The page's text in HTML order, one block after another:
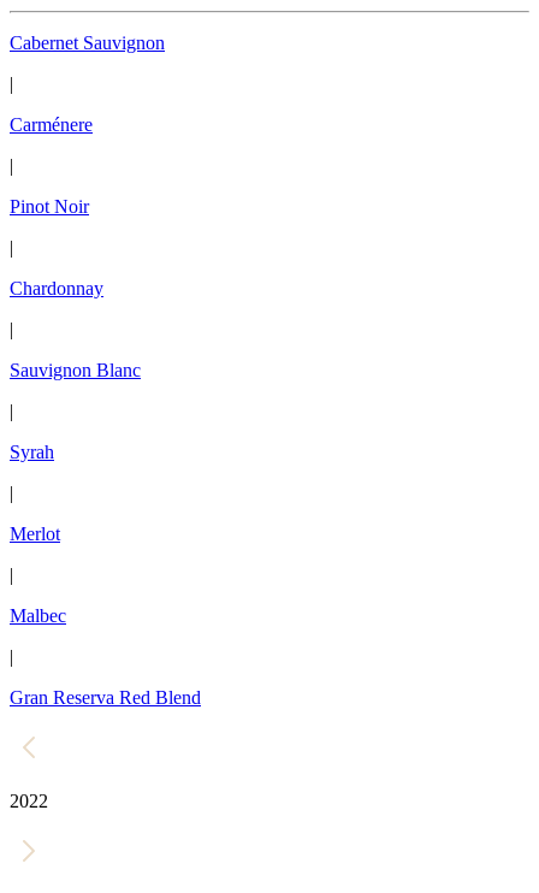
Cabernet Sauvignon
|
Carménere
|
Pinot Noir
|
Chardonnay
|
Sauvignon Blanc
|
Syrah
|
Merlot
|
Malbec
|
Gran Reserva Red Blend
2022